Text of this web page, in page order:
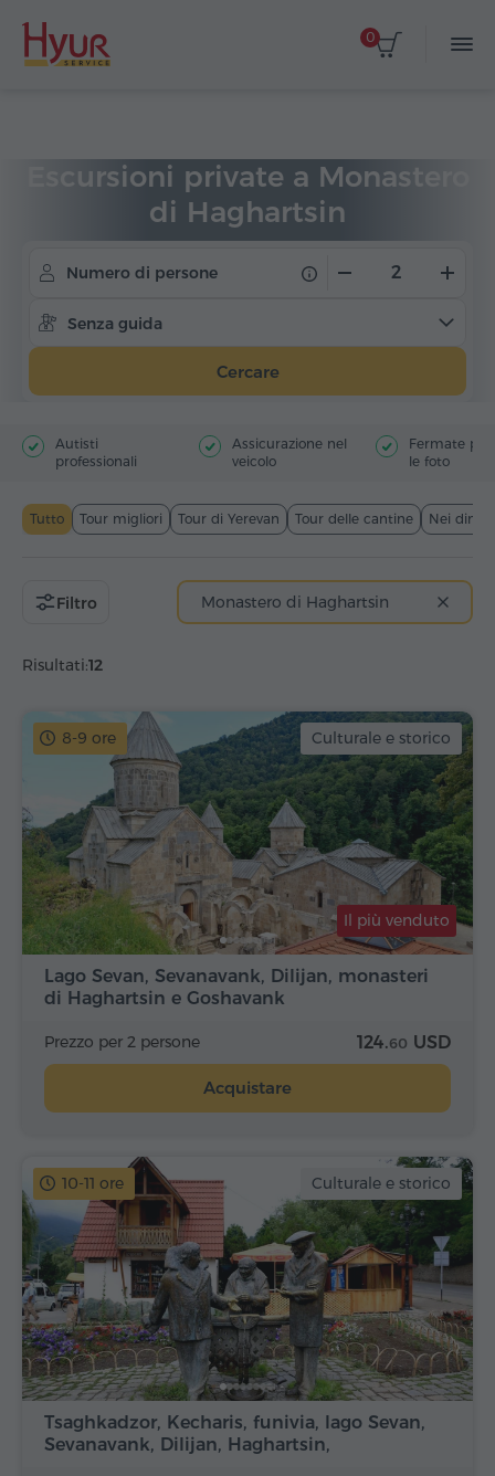
0
Escursioni private a Monastero
di Haghartsin
Numero di persone
Senza guida
Cercare
Autisti
professionali
Assicurazione nel
veicolo
Fermate
le foto
Tutto Tour migliori Tour di Yerevan Tour delle cantine Nei
Risultati:12
Filtro Monastero di Haghartsin
8-9 ore Culturale e storico
Lago Sevan, Sevanavank, Dilijan, monasteri
di Haghartsin e Goshavank
Il più venduto
Prezzo per 2 persone 124.60 USD
Acquistare
10-11 ore Culturale e storico
Tsaghkadzor, Kecharis, funivia, lago Sevan,
Sevanavank, Dilijan, Haghartsin,